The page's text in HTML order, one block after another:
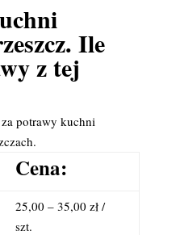
Ile
z tej
potrawy kuchni
Cena:
25,00 – 35,00 zł /
szt.